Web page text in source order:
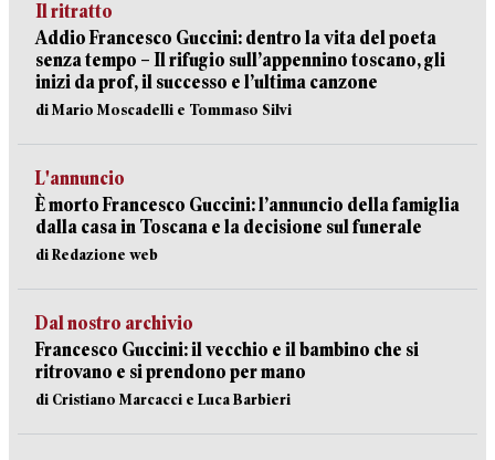
Il ritratto
Addio Francesco Guccini: dentro la vita del poeta
senza tempo – Il rifugio sull’appennino toscano, gli
inizi da prof, il successo e l’ultima canzone
di Mario Moscadelli e Tommaso Silvi
L'annuncio
È morto Francesco Guccini: l’annuncio della famiglia
dalla casa in Toscana e la decisione sul funerale
di Redazione web
Dal nostro archivio
Francesco Guccini: il vecchio e il bambino che si
ritrovano e si prendono per mano
di Cristiano Marcacci e Luca Barbieri